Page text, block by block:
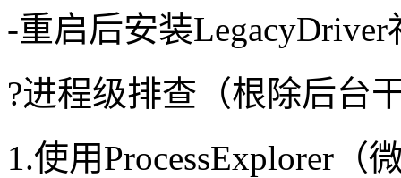
-重启后安装
?进程级排查（根除后台
1.使用ProcessExplorer（